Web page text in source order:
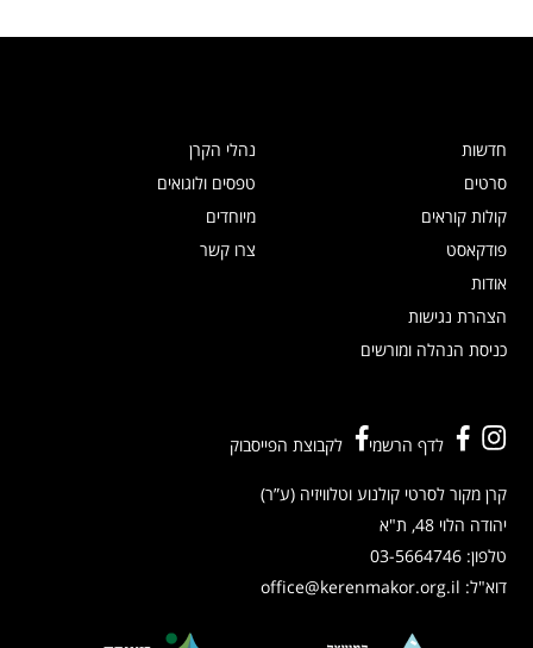
חדשות
סרטים
קולות קוראים
פודקאסט
אודות
נהלי הקרן
טפסים ולוגואים
מיוחדים
צרו קשר
הצהרת נגישות
כניסת הנהלה ומורשים
לדף הרשמי לקבוצת הפייסבוק
קרן מקור לסרטי קולנוע וטלוויזיה (ע”ר)
יהודה הלוי 48, ת"א
טלפון:03-5664746
דוא"ל: office@kerenmakor.org.il